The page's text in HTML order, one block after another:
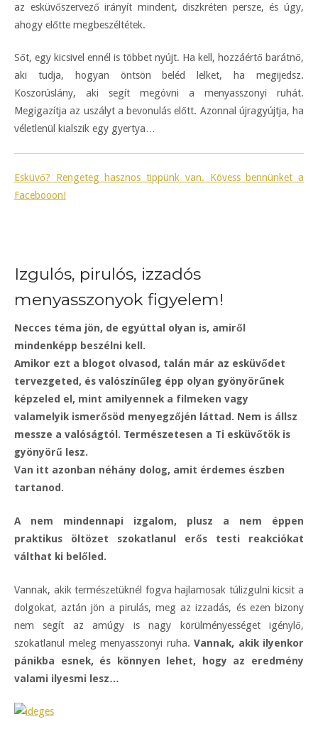
az esküvőszervező irányít mindent, diszkréten persze, és úgy,
ahogy előtte megbeszéltétek.
Sőt, egy kicsivel ennél is többet nyújt. Ha kell, hozzáértő barátnő,
aki tudja, hogyan öntsön beléd lelket, ha megijedsz.
Koszorúslány, aki segít megóvni a menyasszonyi ruhát.
Megigazítja az uszályt a bevonulás előtt. Azonnal újragyújtja, ha
véletlenül kialszik egy gyertya…
Esküvő? Rengeteg hasznos tippünk van. Kövess bennünket a
Facebooon!
Izgulós, pirulós, izzadós
menyasszonyok figyelem!
Necces téma jön, de egyúttal olyan is, amiről
mindenképp beszélni kell.
Amikor ezt a blogot olvasod, talán már az esküvődet
tervezgeted, és valószínűleg épp olyan gyönyörűnek
képzeled el, mint amilyennek a filmeken vagy
valamelyik ismerősöd menyegzőjén láttad. Nem is állsz
messze a valóságtól. Természetesen a Ti esküvőtök is
gyönyörű lesz.
Van itt azonban néhány dolog, amit érdemes észben
tartanod.
A nem mindennapi izgalom, plusz a nem éppen
praktikus öltözet szokatlanul erős testi reakciókat
válthat ki belőled.
Vannak, akik természetüknél fogva hajlamosak túlizgulni kicsit a
dolgokat, aztán jön a pirulás, meg az izzadás, és ezen bizony
nem segít az amúgy is nagy körülményességet igénylő,
szokatlanul meleg menyasszonyi ruha. Vannak, akik ilyenkor
pánikba esnek, és könnyen lehet, hogy az eredmény
valami ilyesmi lesz…